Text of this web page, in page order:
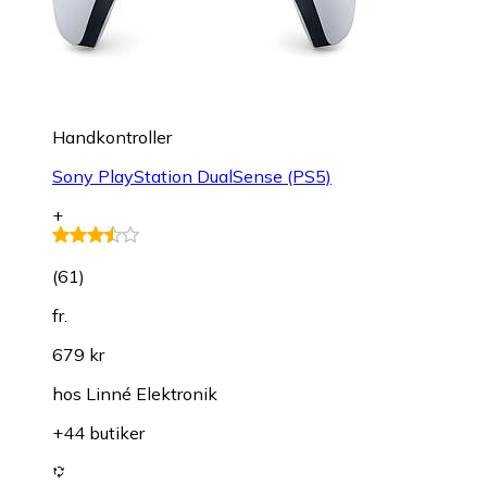
Handkontroller
Sony PlayStation DualSense (PS5)
+
(61)
fr.
679 kr
hos Linné Elektronik
+44 butiker